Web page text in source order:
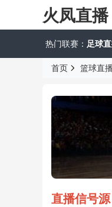
火凤直播
热门联赛： 足球
首页 篮球直播
直播信号源